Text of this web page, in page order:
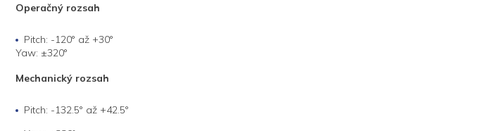
Operačný rozsah
Pitch: -120° až +30°
Yaw: ±320°
Mechanický rozsah
Pitch: -132.5° až +42.5°